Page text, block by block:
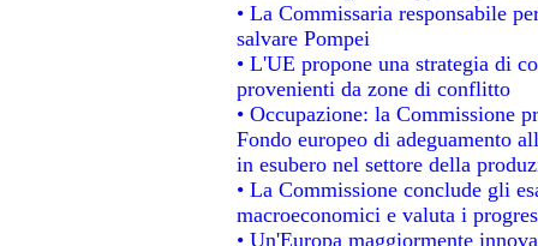
• La Commissaria responsabile
salvare Pompei
• L'UE propone una strategia di
provenienti da zone di conflitto
• Occupazione: la Commissione
Fondo europeo di adeguamento
in esubero nel settore della
• La Commissione conclude gli
macroeconomici e valuta i
• Un'Europa maggiormente